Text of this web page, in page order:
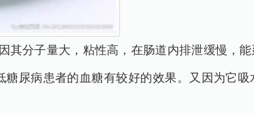
其分子量大，粘性高，在肠道内排泄缓慢，
尿病患者的血糖有较好的效果。又因为它